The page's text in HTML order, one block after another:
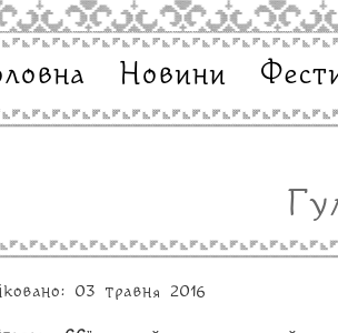
Новини
03 травня 2016